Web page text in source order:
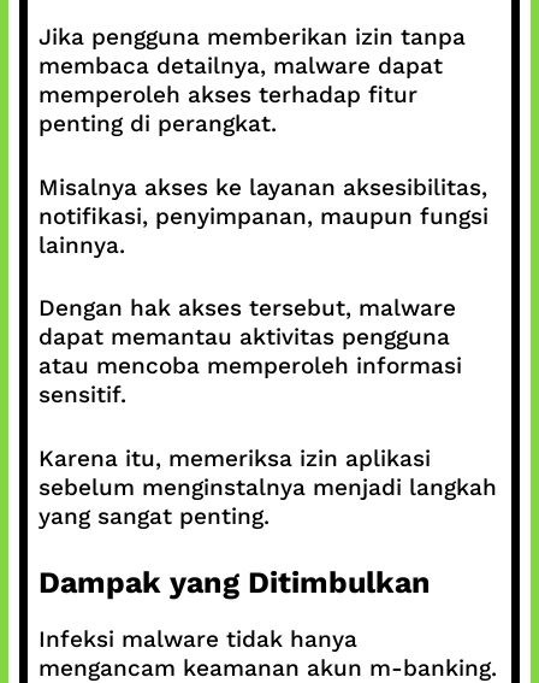
Jika pengguna memberikan izin tanpa
membaca detailnya, malware dapat
memperoleh akses terhadap fitur
penting di perangkat.
Misalnya akses ke layanan aksesibilitas,
notifikasi, penyimpanan, maupun fungsi
lainnya.
Dengan hak akses tersebut, malware
dapat memantau aktivitas pengguna
atau mencoba memperoleh informasi
sensitif.
Karena itu, memeriksa izin aplikasi
sebelum menginstalnya menjadi langkah
yang sangat penting.
Dampak yang Ditimbulkan
Infeksi malware tidak hanya
mengancam keamanan akun m-banking.